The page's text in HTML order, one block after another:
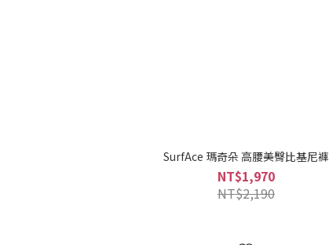
SurfAce 瑪奇朵 高腰美臀比基尼褲
NT$1,970
NT$2,190